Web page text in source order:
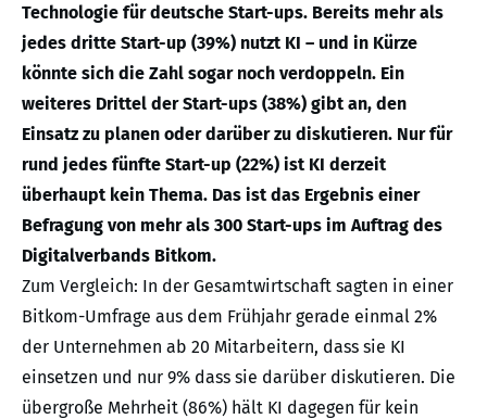
Technologie für deutsche Start-ups. Bereits mehr als
jedes dritte Start-up (39%) nutzt KI – und in Kürze
könnte sich die Zahl sogar noch verdoppeln. Ein
weiteres Drittel der Start-ups (38%) gibt an, den
Einsatz zu planen oder darüber zu diskutieren. Nur für
rund jedes fünfte Start-up (22%) ist KI derzeit
überhaupt kein Thema. Das ist das Ergebnis einer
Befragung von mehr als 300 Start-ups im Auftrag des
Digitalverbands Bitkom.
Zum Vergleich: In der Gesamtwirtschaft sagten in einer
Bitkom-Umfrage aus dem Frühjahr gerade einmal 2%
der Unternehmen ab 20 Mitarbeitern, dass sie KI
einsetzen und nur 9% dass sie darüber diskutieren. Die
übergroße Mehrheit (86%) hält KI dagegen für kein